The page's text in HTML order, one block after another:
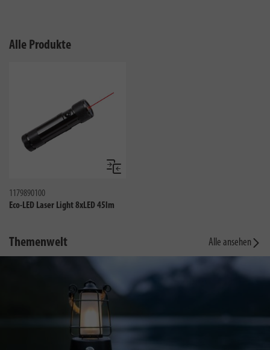
Alle Produkte
Vergleichen
1179890100
Eco-LED Laser Light 8xLED 45lm
Themenwelt Alle ansehen